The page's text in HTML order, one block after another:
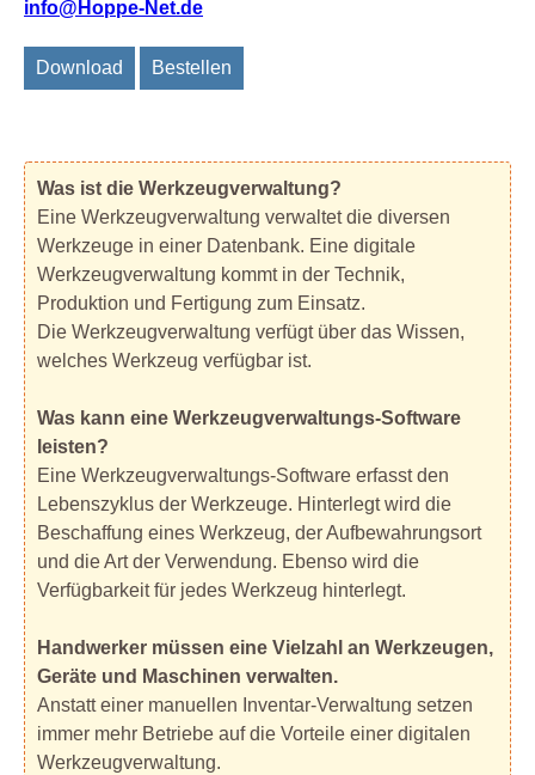
info@Hoppe-Net.de
Download Bestellen
Was ist die Werkzeugverwaltung?
Eine Werkzeugverwaltung verwaltet die diversen
Werkzeuge in einer Datenbank. Eine digitale
Werkzeugverwaltung kommt in der Technik,
Produktion und Fertigung zum Einsatz.
Die Werkzeugverwaltung verfügt über das Wissen,
welches Werkzeug verfügbar ist.
Was kann eine Werkzeugverwaltungs-Software
leisten?
Eine Werkzeugverwaltungs-Software erfasst den
Lebenszyklus der Werkzeuge. Hinterlegt wird die
Beschaffung eines Werkzeug, der Aufbewahrungsort
und die Art der Verwendung. Ebenso wird die
Verfügbarkeit für jedes Werkzeug hinterlegt.
Handwerker müssen eine Vielzahl an Werkzeugen,
Geräte und Maschinen verwalten.
Anstatt einer manuellen Inventar-Verwaltung setzen
immer mehr Betriebe auf die Vorteile einer digitalen
Werkzeugverwaltung.